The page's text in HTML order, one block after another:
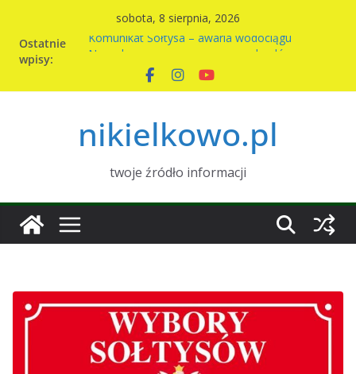
treści
sobota, 8 sierpnia, 2026
Ostatnie
wpisy:
Komunikat Sołtysa – awaria wodociągu
Nikielkowie na 2026r
Kiermasz ciast na rzecz parafii
Wymiana nasion w Nikielkowie
nikielkowo.pl
twoje źródło informacji